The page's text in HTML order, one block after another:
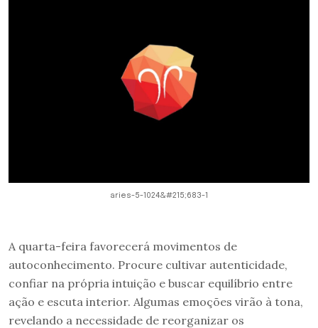
aries-5-1024&#215;683-1
A quarta-feira favorecerá movimentos de
autoconhecimento. Procure cultivar autenticidade,
confiar na própria intuição e buscar equilíbrio entre
ação e escuta interior. Algumas emoções virão à tona,
revelando a necessidade de reorganizar os